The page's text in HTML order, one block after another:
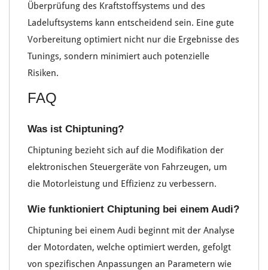
Überprüfung des Kraftstoffsystems und des
Ladeluftsystems kann entscheidend sein. Eine gute
Vorbereitung optimiert nicht nur die Ergebnisse des
Tunings, sondern minimiert auch potenzielle
Risiken.
FAQ
Was ist Chiptuning?
Chiptuning bezieht sich auf die Modifikation der
elektronischen Steuergeräte von Fahrzeugen, um
die Motorleistung und Effizienz zu verbessern.
Wie funktioniert Chiptuning bei einem Audi?
Chiptuning bei einem Audi beginnt mit der Analyse
der Motordaten, welche optimiert werden, gefolgt
von spezifischen Anpassungen an Parametern wie